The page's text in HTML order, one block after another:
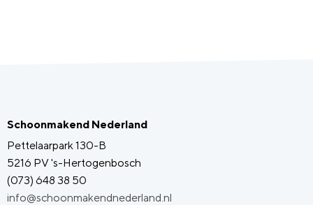
Schoonmakend Nederland
Pettelaarpark 130-B
5216 PV 's-Hertogenbosch
(073) 648 38 50
info@schoonmakendnederland.nl